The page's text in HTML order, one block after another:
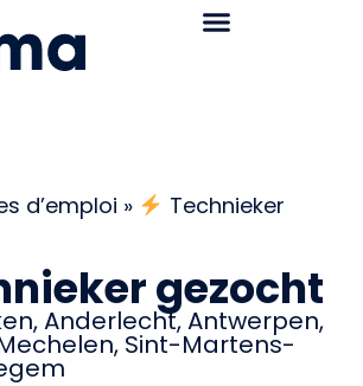
d’emploi »
Technieker
gezocht
,Anderlecht,Antwerpen,
, Sint-Martens-